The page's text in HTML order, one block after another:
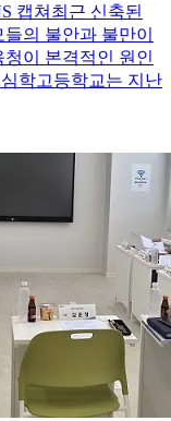
캡쳐최근 신축된
의 불안과 불만이
이 본격적인 원인
학고등학교는 지난